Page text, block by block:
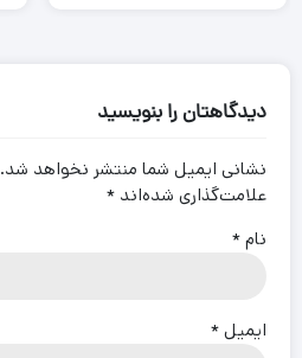
دیدگاهتان را بنویسید
نشانی ایمیل شما منتشر نخواهد شد.
علامت‌گذاری شده‌اند *
نام*
ایمیل*